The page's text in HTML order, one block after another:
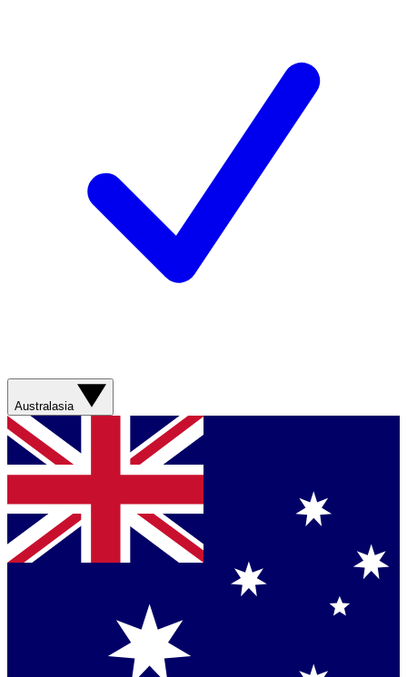
Australasia